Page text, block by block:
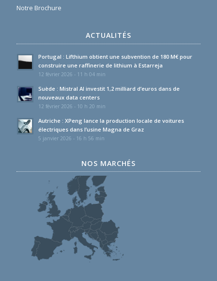
Notre Brochure
ACTUALITÉS
Portugal : Lifthium obtient une subvention de 180 M€ pour
construire une raffinerie de lithium à Estarreja
12 février 2026 - 11 h 04 min
Suède : Mistral AI investit 1,2 milliard d’euros dans de
nouveaux data centers
12 février 2026 - 10 h 20 min
Autriche : XPeng lance la production locale de voitures
électriques dans l’usine Magna de Graz
5 janvier 2026 - 16 h 56 min
NOS MARCHÉS